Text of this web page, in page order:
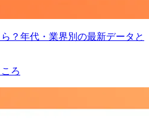
？年代・業界別の最新データと
ろ